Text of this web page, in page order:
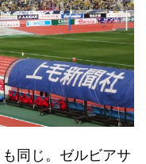
同じ。ゼルビアサ